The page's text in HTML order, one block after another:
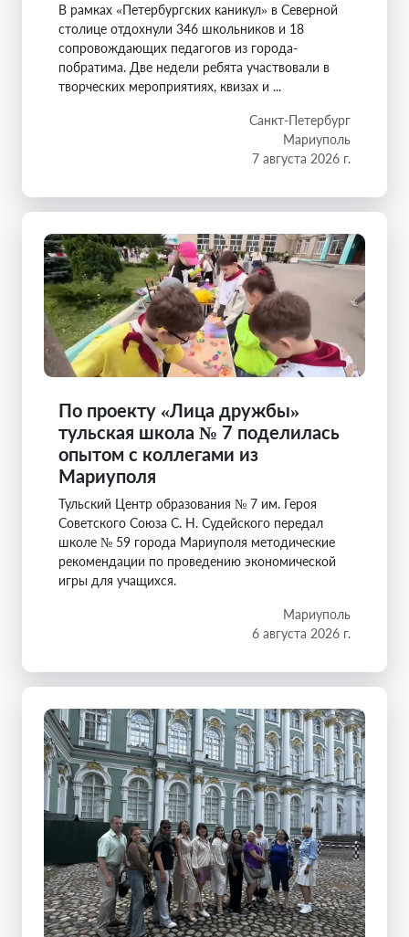
В рамках «Петербургских каникул» в Северной
столице отдохнули 346 школьников и 18
сопровождающих педагогов из города-
побратима. Две недели ребята участвовали в
творческих мероприятиях, квизах и ...
Санкт-Петербург
Мариуполь
7 августа 2026 г.
По проекту «Лица дружбы»
тульская школа № 7 поделилась
опытом с коллегами из
Мариуполя
Тульский Центр образования № 7 им. Героя
Советского Союза С. Н. Судейского передал
школе № 59 города Мариуполя методические
рекомендации по проведению экономической
игры для учащихся.
Мариуполь
6 августа 2026 г.